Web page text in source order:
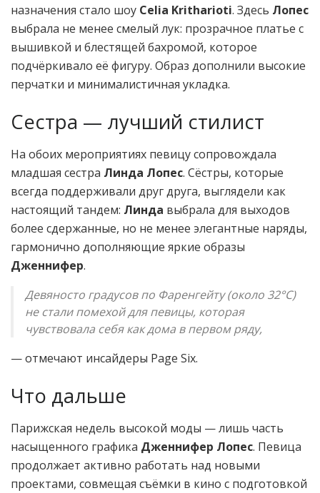
назначения стало шоу Celia Kritharioti. Здесь Лопес
выбрала не менее смелый лук: прозрачное платье с
вышивкой и блестящей бахромой, которое
подчёркивало её фигуру. Образ дополнили высокие
перчатки и минималистичная укладка.
Сестра — лучший стилист
На обоих мероприятиях певицу сопровождала
младшая сестра Линда Лопес. Сёстры, которые
всегда поддерживали друг друга, выглядели как
настоящий тандем: Линда выбрала для выходов
более сдержанные, но не менее элегантные наряды,
гармонично дополняющие яркие образы
Дженнифер.
Девяносто градусов по Фаренгейту (около 32°C)
не стали помехой для певицы, которая
чувствовала себя как дома в первом ряду,
— отмечают инсайдеры Page Six.
Что дальше
Парижская недель высокой моды — лишь часть
насыщенного графика Дженнифер Лопес. Певица
продолжает активно работать над новыми
проектами, совмещая съёмки в кино с подготовкой